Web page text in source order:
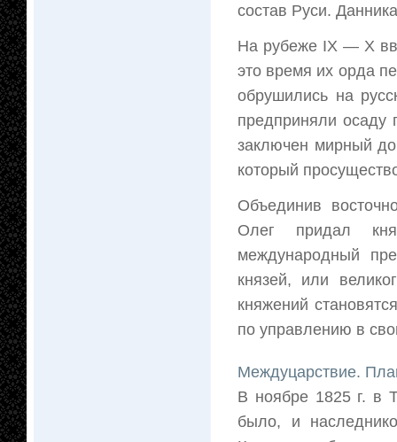
состав Руси.
На рубеже IX — Х вв.
это время их орда
обрушились на
предприняли осаду
заключен мирный
который
Объединив
Олег придал
международный
князей, или
княжений
по управлению в
Междуцарствие.
В ноябре 1825 г. в
было, и